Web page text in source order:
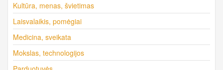
Kultūra, menas, švietimas
Laisvalaikis, pomėgiai
Medicina, sveikata
Mokslas, technologijos